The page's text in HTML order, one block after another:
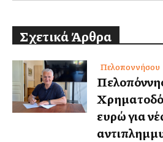
Σχετικά Άρθρα
Πελοποννήσου
ευρώ για